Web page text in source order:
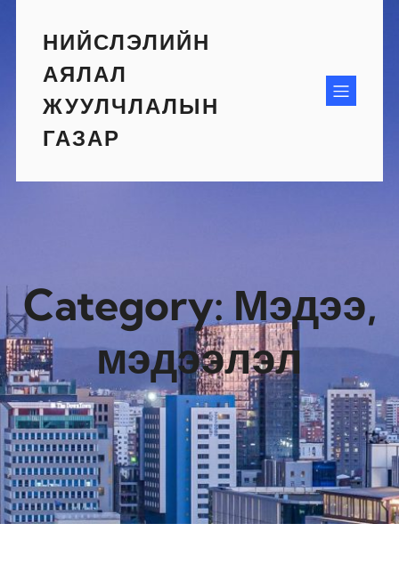
contentНИЙСЛЭЛИЙН
АЯЛАЛ
ЖУУЛЧЛАЛЫН
ГАЗАР
Category: Мэдээ,
мэдээлэл